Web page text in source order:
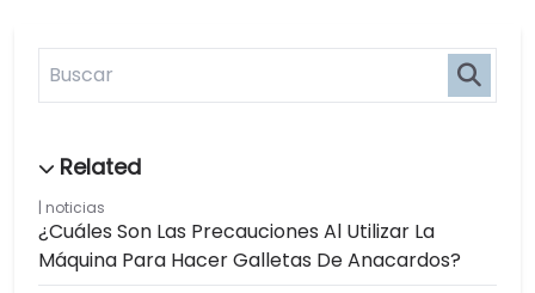
noticias
¿Cuáles Son Las Precauciones Al Utilizar La
Máquina Para Hacer Galletas De Anacardos?